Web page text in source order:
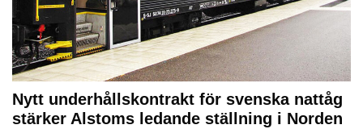
Nytt underhållskontrakt för svenska nattåg
stärker Alstoms ledande ställning i Norden